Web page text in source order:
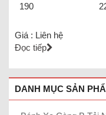
190
Giá : Liên hệ
Đọc tiếp
DANH MỤC SẢN